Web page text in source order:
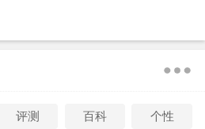
评测 百科 个性